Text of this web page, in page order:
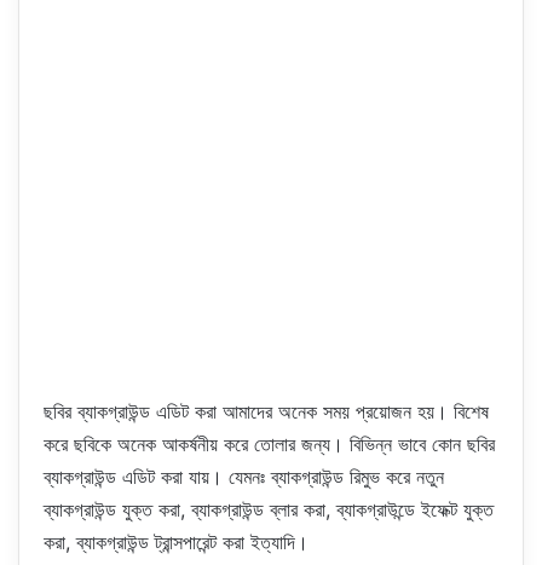
ছবির ব্যাকগ্রাউন্ড এডিট করা আমাদের অনেক সময় প্রয়োজন হয়। বিশেষ
করে ছবিকে অনেক আকর্ষনীয় করে তোলার জন্য। বিভিন্ন ভাবে কোন ছবির
ব্যাকগ্রাউন্ড এডিট করা যায়। যেমনঃ ব্যাকগ্রাউন্ড রিমুভ করে নতুন
ব্যাকগ্রাউন্ড যুক্ত করা, ব্যাকগ্রাউন্ড ব্লার করা, ব্যাকগ্রাউন্ডে ইফেক্ট যুক্ত
করা, ব্যাকগ্রাউন্ড ট্রান্সপারেন্ট করা ইত্যাদি।